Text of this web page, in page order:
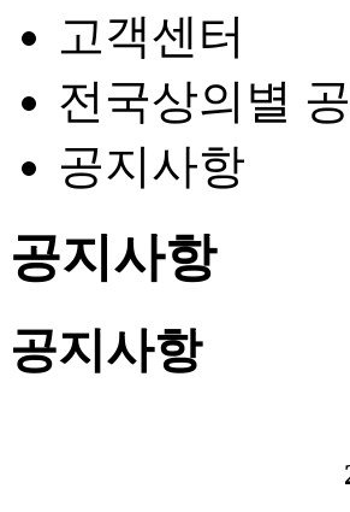
고객센터
전국상의별
공지사항
공지사항
공지사항